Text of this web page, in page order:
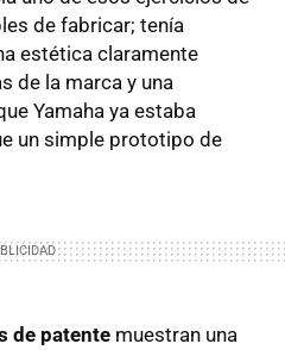
de fabricar; tenía
estética claramente
de la marca y una
Yamaha ya estaba
un simple prototipo de
de patente muestran una